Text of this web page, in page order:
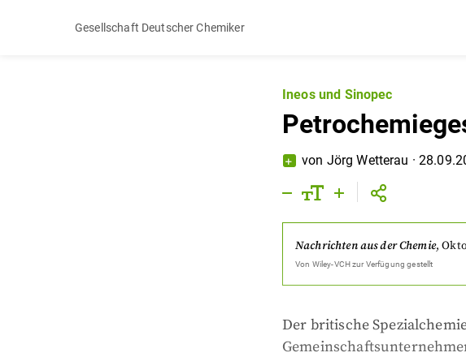
Gesellschaft Deutscher Chemiker
Ineos und Sinopec
von Jörg Wetterau ·
Nachrichten aus der Chemie,
Von Wiley-VCHzur Verfügung gestellt
Der britische